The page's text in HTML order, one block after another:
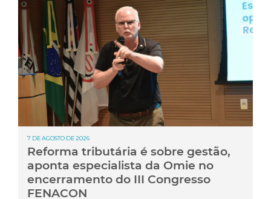
7 DE AGOSTO DE 2026
Reforma tributária é sobre gestão,
aponta especialista da Omie no
encerramento do III Congresso
FENACON